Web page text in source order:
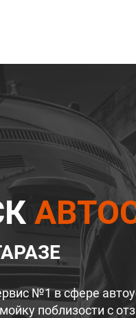
№1 в сфере
поблизости с